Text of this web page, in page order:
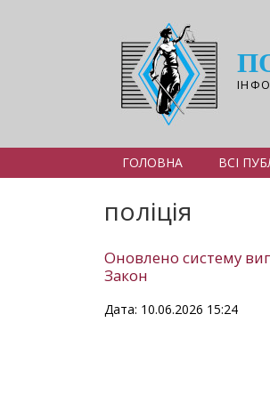
ГОЛОВНА ВСІ
поліція
Оновлено систему
Закон
Дата: 10.06.2026 15:24